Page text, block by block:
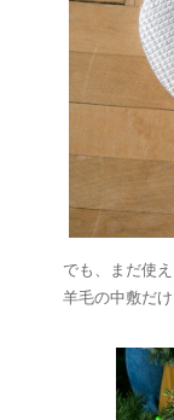
でも、まだ使
羊毛の中敷だけ